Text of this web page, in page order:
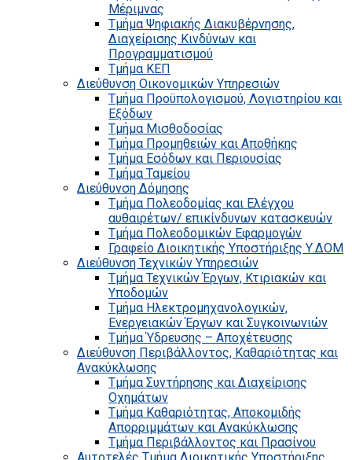
Μέριμνας
Τμήμα Ψηφιακής Διακυβέρνησης,
Διαχείρισης Κινδύνων και
Προγραμματισμού
Τμήμα ΚΕΠ
Διεύθυνση Οικονομικών Υπηρεσιών
Τμήμα Προϋπολογισμού, Λογιστηρίου και
Εξόδων
Τμήμα Μισθοδοσίας
Τμήμα Προμηθειών και Αποθήκης
Τμήμα Εσόδων και Περιουσίας
Τμήμα Ταμείου
Διεύθυνση Δόμησης
Τμήμα Πολεοδομίας και Ελέγχου
αυθαιρέτων/ επικίνδυνων κατασκευών
Τμήμα Πολεοδομικών Εφαρμογών
Γραφείο Διοικητικής Υποστήριξης Υ.ΔΟΜ
Διεύθυνση Τεχνικών Υπηρεσιών
Τμήμα Τεχνικών Έργων, Κτιριακών και
Υποδομών
Τμήμα Ηλεκτρομηχανολογικών,
Ενεργειακών Έργων και Συγκοινωνιών
Τμήμα Ύδρευσης – Αποχέτευσης
Διεύθυνση Περιβάλλοντος, Καθαριότητας και
Ανακύκλωσης
Τμήμα Συντήρησης και Διαχείρισης
Οχημάτων
Τμήμα Καθαριότητας, Αποκομιδής
Απορριμμάτων και Ανακύκλωσης
Τμήμα Περιβάλλοντος και Πρασίνου